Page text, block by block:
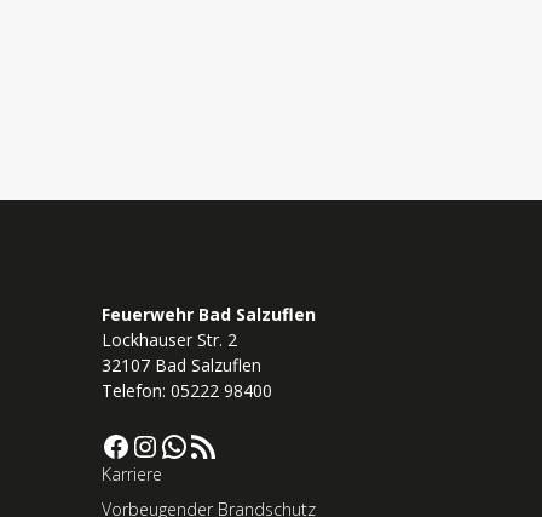
Feuerwehr Bad Salzuflen
Lockhauser Str. 2
32107 Bad Salzuflen
Telefon: 05222 98400
Facebook InstagramWhatsApp RSS-Feed
Karriere
Vorbeugender Brandschutz